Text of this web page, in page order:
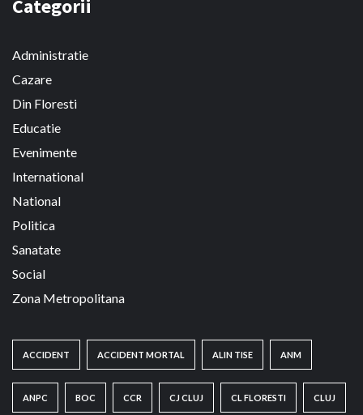
Categorii
Administratie
Cazare
Din Floresti
Educatie
Evenimente
International
National
Politica
Sanatate
Social
Zona Metropolitana
ACCIDENT ACCIDENT MORTAL ALIN TISE ANM
ANPC BOC CCR CJ CLUJ CL FLORESTI CLUJ